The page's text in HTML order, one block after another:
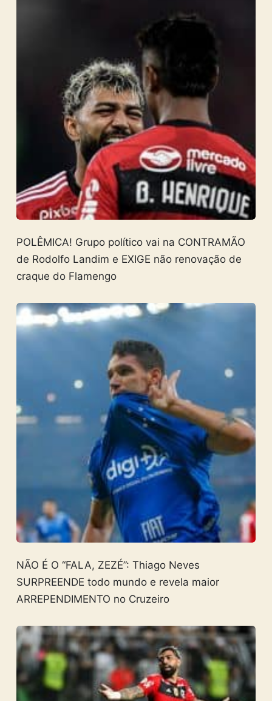
POLÊMICA! Grupo político vai na CONTRAMÃO
de Rodolfo Landim e EXIGE não renovação de
craque do Flamengo
NÃO É O “FALA, ZEZÉ”: Thiago Neves
SURPREENDE todo mundo e revela maior
ARREPENDIMENTO no Cruzeiro